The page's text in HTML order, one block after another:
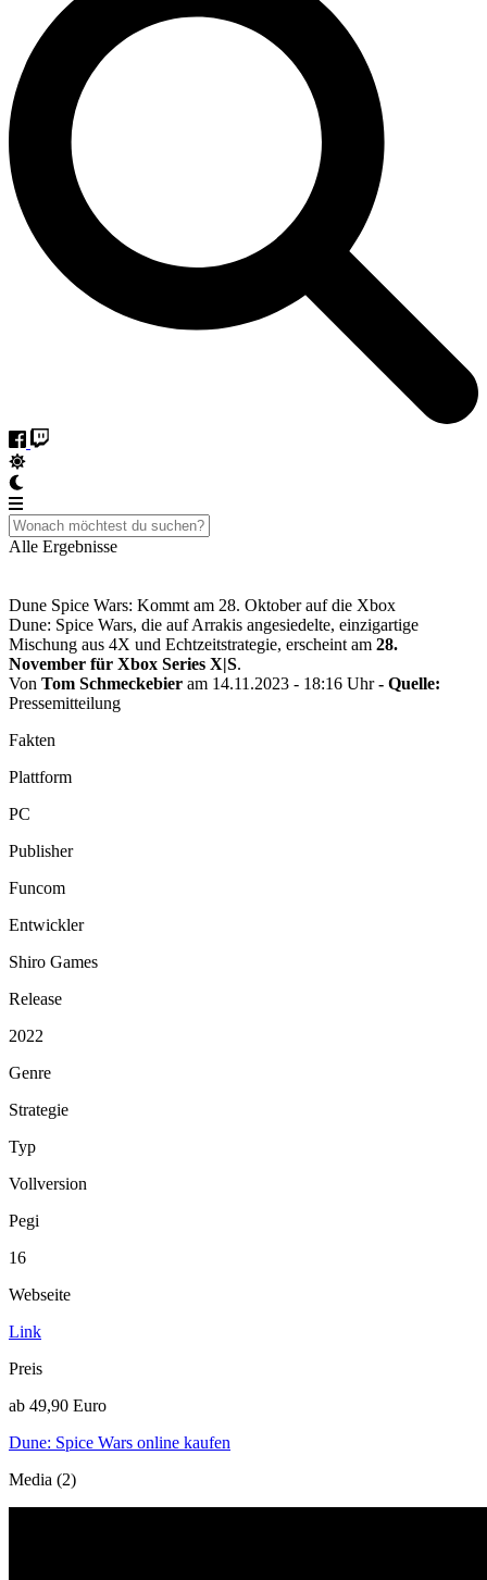
Alle Ergebnisse
Dune Spice Wars: Kommt am 28. Oktober auf die Xbox
Dune: Spice Wars, die auf Arrakis angesiedelte, einzigartige
Mischung aus 4X und Echtzeitstrategie, erscheint am 28.
November für Xbox Series X|S.
Von Tom Schmeckebier am 14.11.2023 - 18:16 Uhr- Quelle:
Pressemitteilung
Fakten
Plattform
PC
Publisher
Funcom
Entwickler
Shiro Games
Release
2022
Genre
Strategie
Typ
Vollversion
Pegi
16
Webseite
Link
Preis
ab 49,90 Euro
Dune: Spice Wars online kaufen
Media (2)